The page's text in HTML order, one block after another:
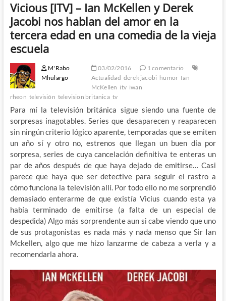
Vicious [ITV] – Ian McKellen y Derek
Jacobi nos hablan del amor en la
tercera edad en una comedia de la vieja
escuela
M'Rabo
Mhulargo
03/02/2016
1 comentario
Actualidad derek jacobi humor Ian
McKellen itv iwan
rheon televisión television britanica tv
Para mí la televisión británica sigue siendo una fuente de
sorpresas inagotables. Series que desaparecen y reaparecen
sin ningún criterio lógico aparente, temporadas que se emiten
un año sí y otro no, estrenos que llegan un buen día por
sorpresa, series de cuya cancelación definitiva te enteras un
par de años después de que haya dejado de emitirse… Casi
parece que haya que ser detective para seguir el rastro a
cómo funciona la televisión allí. Por todo ello no me sorprendió
demasiado enterarme de que existía Vicius cuando esta ya
había terminado de emitirse (a falta de un especial de
despedida) Algo más sorprendente aun si cabe viendo que uno
de sus protagonistas es nada más y nada menso que Sir Ian
Mckellen, algo que me hizo lanzarme de cabeza a verla y a
recomendarla ahora.